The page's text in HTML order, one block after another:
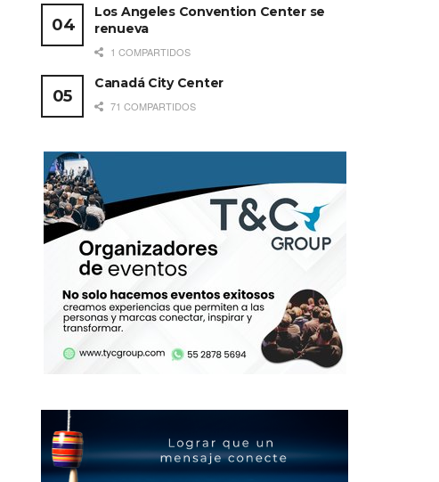
Los Angeles Convention Center se
renueva
1 COMPARTIDOS
Canadá City Center
71 COMPARTIDOS